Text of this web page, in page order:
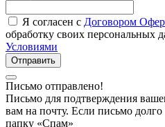
Я согласен с Договором
обработку своих персональных
Условиями
Отправить
Письмо отправлено!
Письмо для подтверждения
вам на почту. Если письмо долго
папку «Спам»